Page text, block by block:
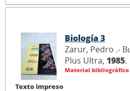
Texto impreso
Biología 3
Zarur, Pedro .-
Plus Ultra, 1985.
Material bibliográfico